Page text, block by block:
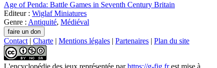
Age of Penda: Battle Games in Seventh Century Britain
Editeur : Wiglaf Miniatures
Genre : Antiquité, Médiéval
Contact | Charte | Mentions légales | Partenaires | Plan du site